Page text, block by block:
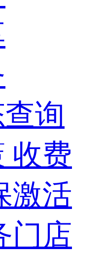
询
收费
激活
门店